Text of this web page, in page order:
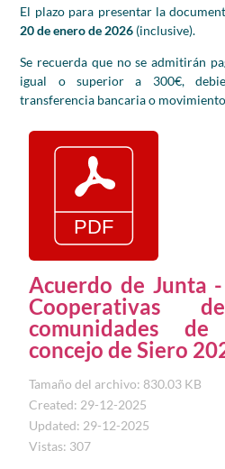
El plazo para presentar la
20 de enero de 2026 (inclusive).
Se recuerda que no se admitirán
igual o superior a 300€,
transferencia bancaria o
Acuerdo de Junta
Cooperativas
comunidades
concejo de Siero
Tamaño del archivo: 830.03 KB
Created: 29-12-2025
Updated: 29-12-2025
Vistas: 307